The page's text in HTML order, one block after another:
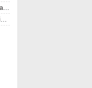
A.C. Locri 1907: tre nuovi acquisti in due giorni, il cavallo alato è scatenato
Bovalinese: Nasce l'azionariato popolare: i tifosi chiamati a costruire il futuro amaranto